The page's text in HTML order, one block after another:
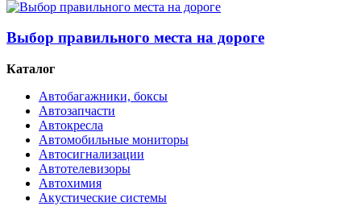
Выбор правильного места на дороге
Каталог
Автобагажники, боксы
Автозапчасти
Автокресла
Автомобильные мониторы
Автосигнализации
Автотелевизоры
Автохимия
Акустические системы